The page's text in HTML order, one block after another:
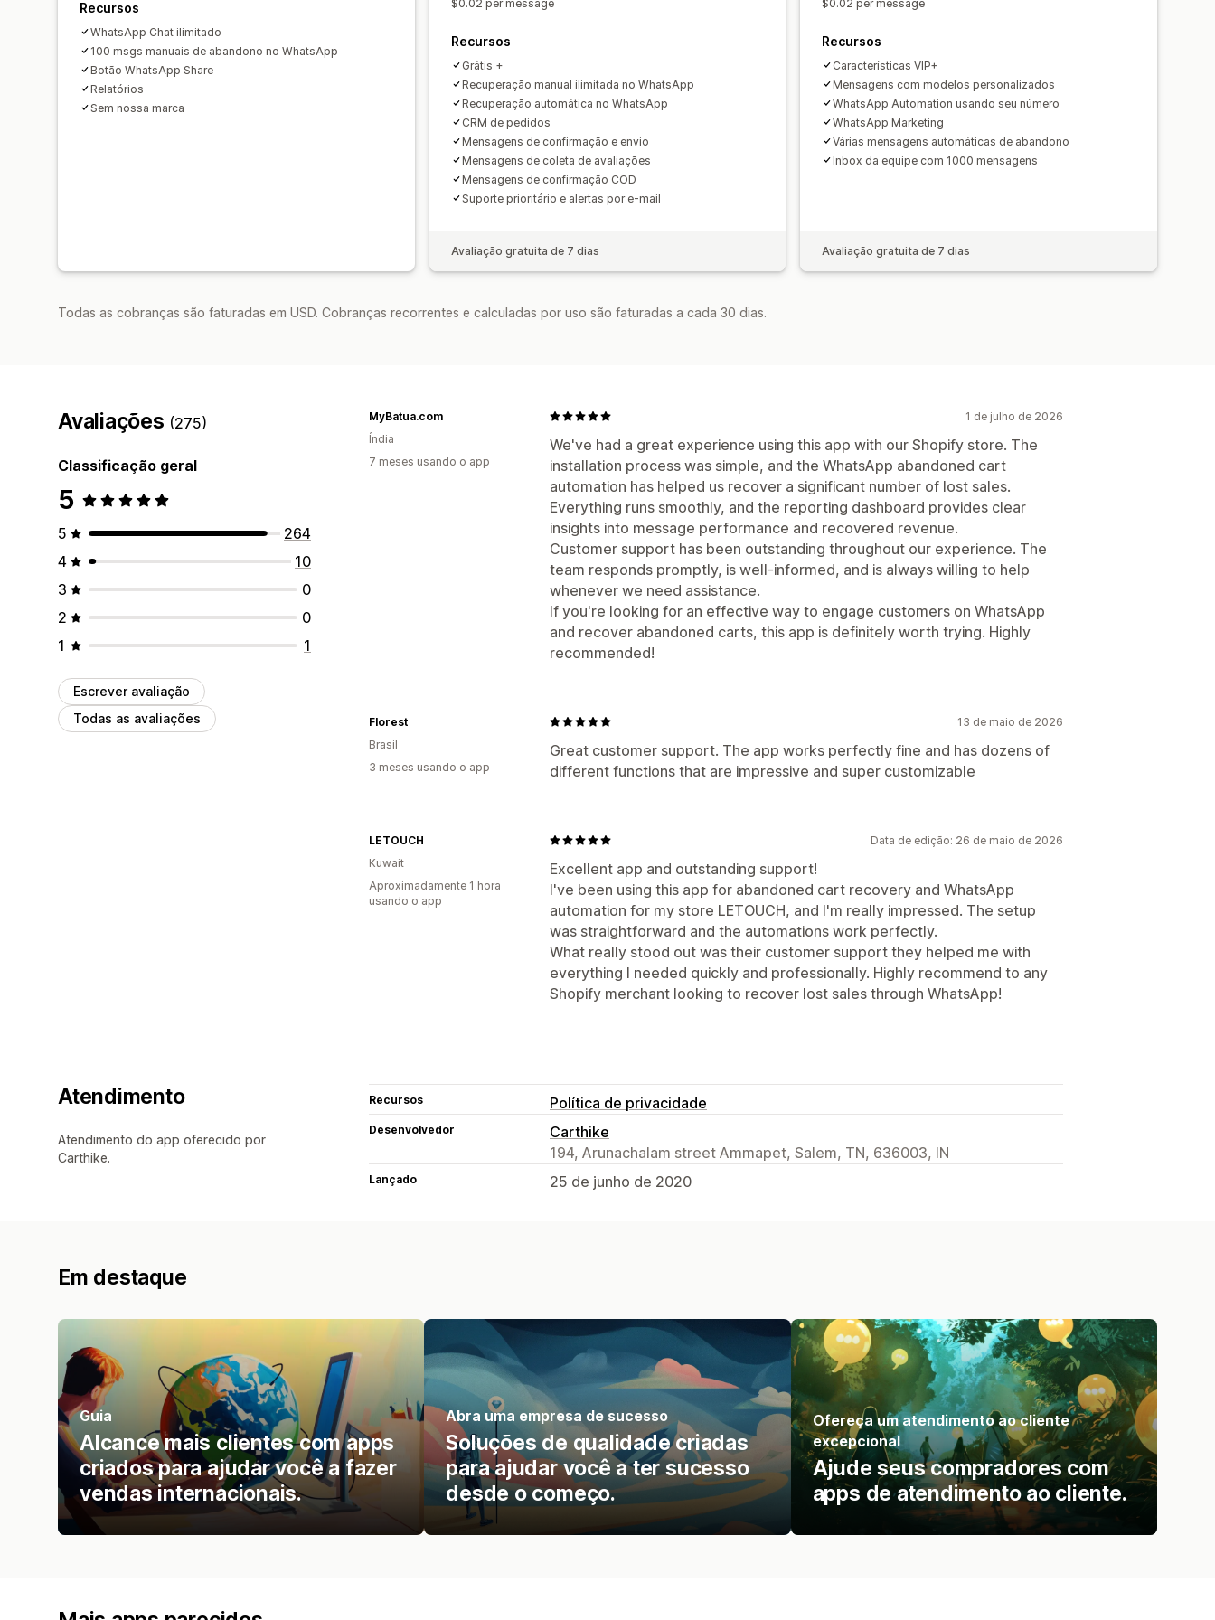
Recursos
WhatsApp Chat ilimitado
100 msgs manuais de abandono no WhatsApp
Botão WhatsApp Share
Relatórios
Sem nossa marca
$0.02 per message
Recursos
Grátis +
Recuperação manual ilimitada no WhatsApp
Recuperação automática no WhatsApp
CRM de pedidos
Mensagens de confirmação e envio
Mensagens de coleta de avaliações
Mensagens de confirmação COD
Suporte prioritário e alertas por e-mail
Avaliação gratuita de 7 dias
$0.02 per message
Recursos
Características VIP+
Mensagens com modelos personalizados
WhatsApp Automation usando seu número
WhatsApp Marketing
Várias mensagens automáticas de abandono
Inbox da equipe com 1000 mensagens
Avaliação gratuita de 7 dias
Todas as cobranças são faturadas em USD. Cobranças recorrentes e calculadas por uso são faturadas a cada 30 dias.
Avaliações (275)
Classificação geral
5
5
264
4
10
3
0
2
0
1
1
Escrever avaliação
Todas as avaliações
1 de julho de 2026
We've had a great experience using this app with our Shopify store. The
installation process was simple, and the WhatsApp abandoned cart
automation has helped us recover a significant number of lost sales.
Everything runs smoothly, and the reporting dashboard provides clear
insights into message performance and recovered revenue.
Customer support has been outstanding throughout our experience. The
team responds promptly, is well-informed, and is always willing to help
whenever we need assistance.
If you're looking for an effective way to engage customers on WhatsApp
and recover abandoned carts, this app is definitely worth trying. Highly
recommended!
MyBatua.com
Índia
7 meses usando o app
13 de maio de 2026
Great customer support. The app works perfectly fine and has dozens of
different functions that are impressive and super customizable
Florest
Brasil
3 meses usando o app
Data de edição: 26 de maio de 2026
Excellent app and outstanding support!
I've been using this app for abandoned cart recovery and WhatsApp
automation for my store LETOUCH, and I'm really impressed. The setup
was straightforward and the automations work perfectly.
What really stood out was their customer support they helped me with
everything I needed quickly and professionally. Highly recommend to any
Shopify merchant looking to recover lost sales through WhatsApp!
LETOUCH
Kuwait
Aproximadamente 1 hora
usando o app
Atendimento
Atendimento do app oferecido por
Carthike.
Recursos Política de privacidade
Desenvolvedor
Carthike
194, Arunachalam street Ammapet, Salem, TN, 636003, IN
Lançado 25 de junho de 2020
Em destaque
Guia
Alcance mais clientes com apps
criados para ajudar você a fazer
vendas internacionais.
Abra uma empresa de sucesso
Soluções de qualidade criadas
para ajudar você a ter sucesso
desde o começo.
Ofereça um atendimento ao cliente
excepcional
Ajude seus compradores com
apps de atendimento ao cliente.